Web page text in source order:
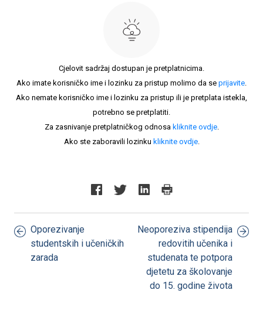
Cjelovit sadržaj dostupan je pretplatnicima.
Ako imate korisničko ime i lozinku za pristup molimo da se prijavite.
Ako nemate korisničko ime i lozinku za pristup ili je pretplata istekla,
potrebno se pretplatiti.
Za zasnivanje pretplatničkog odnosa kliknite ovdje.
Ako ste zaboravili lozinku kliknite ovdje.
Oporezivanje
studentskih i učeničkih
zarada
Neoporeziva stipendija
redovitih učenika i
studenata te potpora
djetetu za školovanje
do 15. godine života